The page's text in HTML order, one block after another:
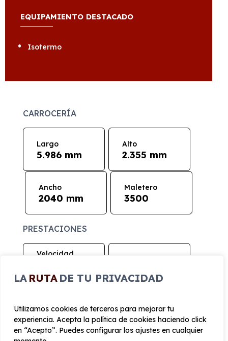
LA RUTA DE TU PRIVACIDAD
Utilizamos cookies de terceros para mejorar tu
experiencia. Acepta la política de cookies haciendo click
en “Acepto”. Puedes configurar los ajustes en cualquier
EQUIPAMIENTO DESTACADO
Isotermo
CARROCERÍA
Largo
5.986 mm
Alto
2.355 mm
Ancho
2040 mm
Maletero
3500
PRESTACIONES
Velocidad
160 km/h
Delantera